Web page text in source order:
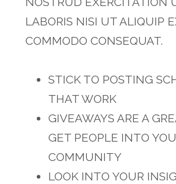
LABORIS NISI UT ALIQUIP
COMMODO CONSEQUAT.
STICK TO POSTING
THAT WORK
GIVEAWAYS ARE A
GET PEOPLE INTO
COMMUNITY
LOOK INTO YOUR